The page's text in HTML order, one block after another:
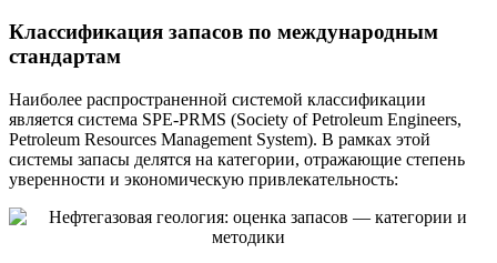
Классификация запасов по международным
стандартам
Наиболее распространенной системой классификации
является система SPE-PRMS (Society of Petroleum Engineers,
Petroleum Resources Management System). В рамках этой
системы запасы делятся на категории, отражающие степень
уверенности и экономическую привлекательность: